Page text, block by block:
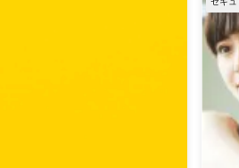
。 これ、絶対にNGです! 応募登
し
こ
パ